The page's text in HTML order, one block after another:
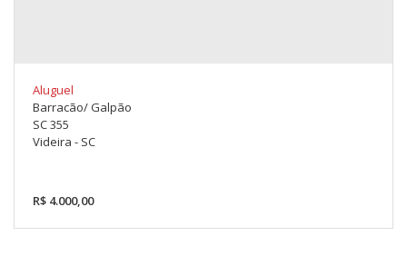
Aluguel
Barracão/ Galpão
SC 355
Videira - SC
R$ 4.000,00